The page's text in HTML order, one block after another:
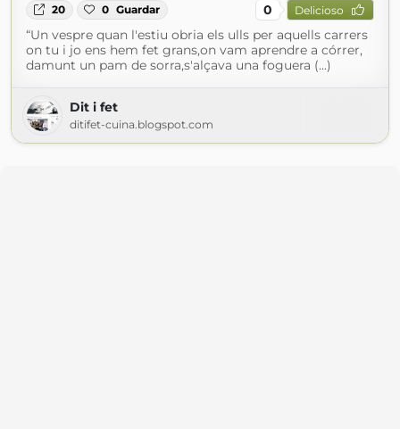
20 0 Guardar 0 Delicioso
“Un vespre quan l'estiu obria els ulls per aquells carrers
on tu i jo ens hem fet grans,on vam aprendre a córrer,
damunt un pam de sorra,s'alçava una foguera (...)
Dit i fet
ditifet-cuina.blogspot.com